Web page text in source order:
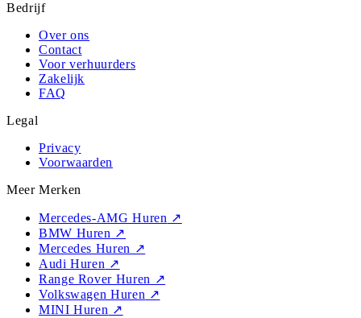
Bedrijf
Over ons
Contact
Voor verhuurders
Zakelijk
FAQ
Legal
Privacy
Voorwaarden
Meer Merken
Mercedes-AMG Huren ↗
BMW Huren ↗
Mercedes Huren ↗
Audi Huren ↗
Range Rover Huren ↗
Volkswagen Huren ↗
MINI Huren ↗